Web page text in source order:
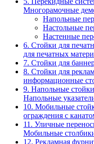
Многорамочные
Напольные
Настольные
Настенные
6. Стойки для
для печатных
7. Стойки для
8. Стойки для
информационные
9. Напольные стойки
Напольные
10. Мобильные
ограждения с
11. Уличные
Мобильные
12. Рекламная